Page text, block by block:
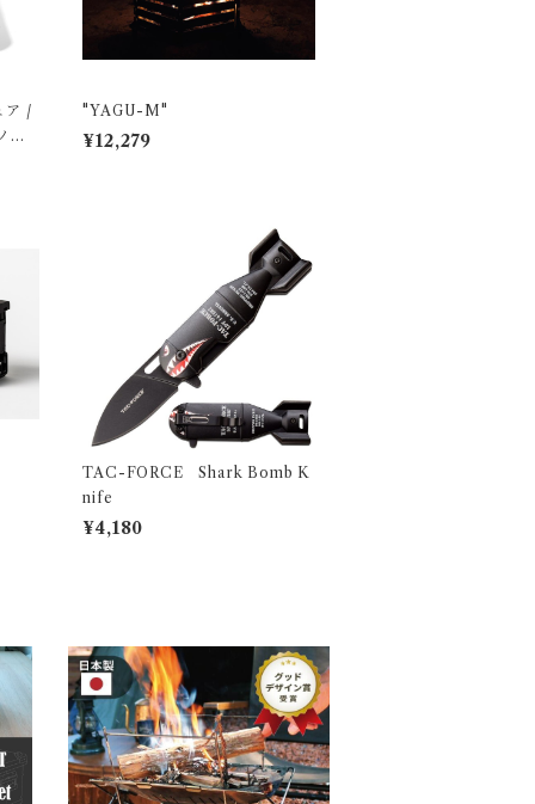
ア /
ッ
"YAGU-M"
¥12,279
TAC-FORCE Shark Bomb K
nife
¥4,180